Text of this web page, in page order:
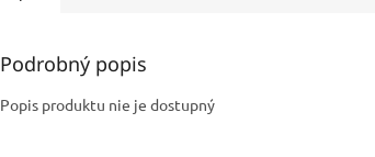
Podrobný popis
Popis produktu nie je dostupný